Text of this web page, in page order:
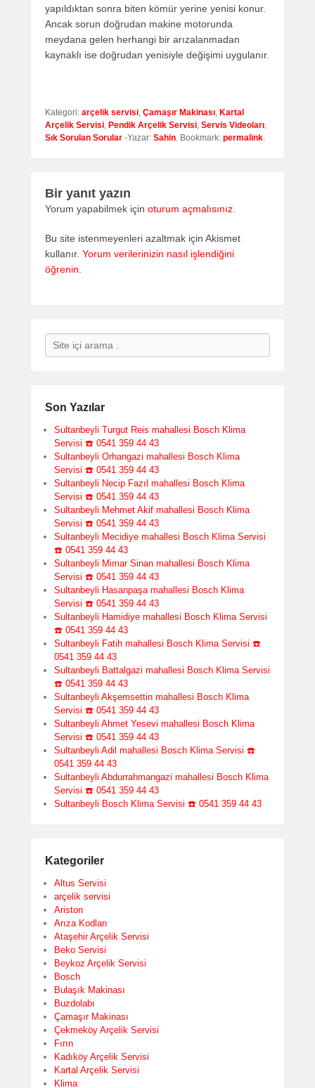
yapıldıktan sonra biten kömür yerine yenisi konur.
Ancak sorun doğrudan makine motorunda
meydana gelen herhangi bir arızalanmadan
kaynaklı ise doğrudan yenisiyle değişimi uygulanır.
Kategori: arçelik servisi, Çamaşır Makinası, Kartal
Arçelik Servisi, Pendik Arçelik Servisi, Servis Videoları,
Sık Sorulan Sorular -Yazar: Sahin. Bookmark: permalink.
Bir yanıt yazın
Yorum yapabilmek için oturum açmalısınız.
Bu site istenmeyenleri azaltmak için Akismet
kullanır. Yorum verilerinizin nasıl işlendiğini
öğrenin.
Search
Son Yazılar
Sultanbeyli Turgut Reis mahallesi Bosch Klima
Servisi ☎️ 0541 359 44 43
Sultanbeyli Orhangazi mahallesi Bosch Klima
Servisi ☎️ 0541 359 44 43
Sultanbeyli Necip Fazıl mahallesi Bosch Klima
Servisi ☎️ 0541 359 44 43
Sultanbeyli Mehmet Akif mahallesi Bosch Klima
Servisi ☎️ 0541 359 44 43
Sultanbeyli Mecidiye mahallesi Bosch Klima Servisi
☎️ 0541 359 44 43
Sultanbeyli Mimar Sinan mahallesi Bosch Klima
Servisi ☎️ 0541 359 44 43
Sultanbeyli Hasanpaşa mahallesi Bosch Klima
Servisi ☎️ 0541 359 44 43
Sultanbeyli Hamidiye mahallesi Bosch Klima Servisi
☎️ 0541 359 44 43
Sultanbeyli Fatih mahallesi Bosch Klima Servisi ☎️
0541 359 44 43
Sultanbeyli Battalgazi mahallesi Bosch Klima Servisi
☎️ 0541 359 44 43
Sultanbeyli Akşemsettin mahallesi Bosch Klima
Servisi ☎️ 0541 359 44 43
Sultanbeyli Ahmet Yesevi mahallesi Bosch Klima
Servisi ☎️ 0541 359 44 43
Sultanbeyli Adil mahallesi Bosch Klima Servisi ☎️
0541 359 44 43
Sultanbeyli Abdurrahmangazi mahallesi Bosch Klima
Servisi ☎️ 0541 359 44 43
Sultanbeyli Bosch Klima Servisi ☎️ 0541 359 44 43
Kategoriler
Altus Servisi
arçelik servisi
Ariston
Arıza Kodları
Ataşehir Arçelik Servisi
Beko Servisi
Beykoz Arçelik Servisi
Bosch
Bulaşık Makinası
Buzdolabı
Çamaşır Makinası
Çekmeköy Arçelik Servisi
Fırın
Kadıköy Arçelik Servisi
Kartal Arçelik Servisi
Klima